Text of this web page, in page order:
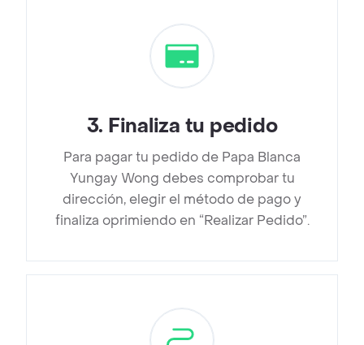
3. Finaliza tu pedido
Para pagar tu pedido de Papa Blanca
Yungay Wong debes comprobar tu
dirección, elegir el método de pago y
finaliza oprimiendo en “Realizar Pedido”.